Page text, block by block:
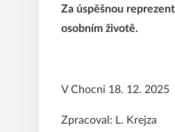
Za úspěšnou
osobním životě.
V Chocni 18. 12. 2025